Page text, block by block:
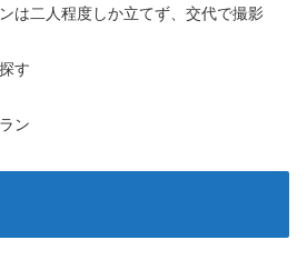
は二人程度しか立てず、交代で撮影
す
ン